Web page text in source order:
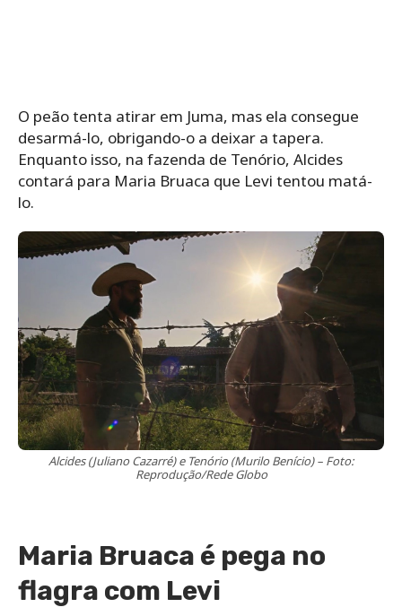
O peão tenta atirar em Juma, mas ela consegue
desarmá-lo, obrigando-o a deixar a tapera.
Enquanto isso, na fazenda de Tenório, Alcides
contará para Maria Bruaca que Levi tentou matá-
lo.
Alcides (Juliano Cazarré) e Tenório (Murilo Benício) – Foto:
Reprodução/Rede Globo
Maria Bruaca é pega no
flagra com Levi